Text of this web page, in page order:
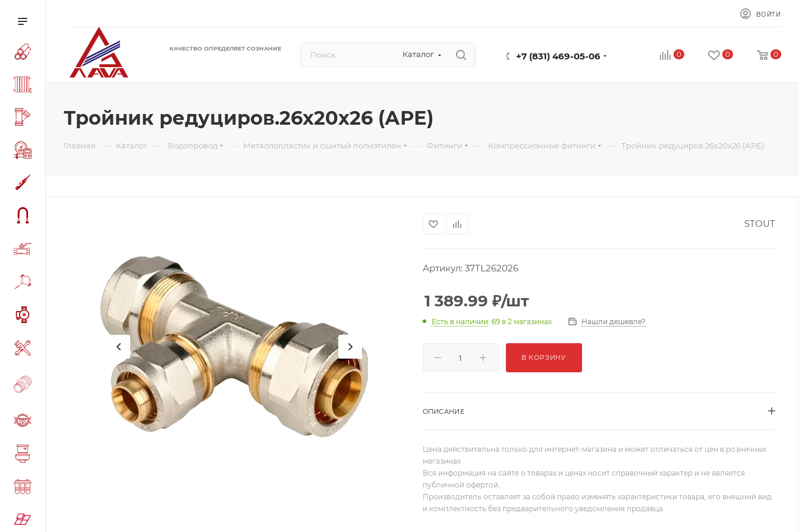
ВОЙТИ
КАЧЕСТВО ОПРЕДЕЛЯЕТ СОЗНАНИЕ
Каталог +7 (831) 469-05-06 0 0 0
Тройник редуциров.26х20х26 (АРЕ)
Главная — Каталог — Водопровод — Металлопластик и сшитый полиэтилен — Фитинги — Компрессионные фитинги — Тройник редуциров.26х20х26 (АРЕ)
STOUT
Артикул: 37TL262026
1 389.99 ₽/шт
Есть в наличии: 69 в 2 магазинах Нашли дешевле?
В КОРЗИНУ
ОПИСАНИЕ
Цена действительна только для интернет-магазина и может отличаться от цен в розничных
магазинах
Вся информация на сайте о товарах и ценах носит справочный характер и не является
публичной офертой.
Производитель оставляет за собой право изменять характеристики товара, его внешний вид
и комплектность без предварительного уведомления продавца